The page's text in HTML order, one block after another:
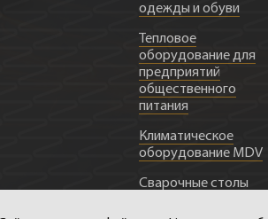
одежды и обуви
Тепловое
оборудование для
предприятий
общественного
питания
Климатическое
оборудование MDV
Сварочные столы
Металлоконструкции